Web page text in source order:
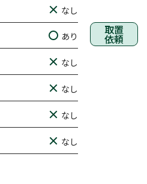
なし
あり 取置
依頼
なし
なし
なし
なし